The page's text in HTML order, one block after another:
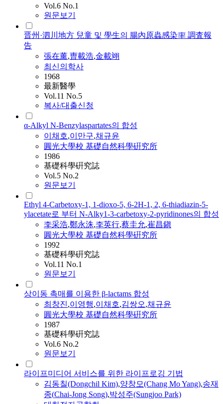
Vol.6 No.1
원문보기
晋州·泗川地方 兒童 및 學生의 腸內原蟲感染率 調査報
告
張在薰,曺載浩,金載翊
최신의학사
1968
最新醫學
Vol.11 No.5
복사/대출신청
α-Alkyl N-Benzylaspartates의 합성
이채호,이만구,채규윤
圓光大學校 基礎自然科學硏究所
1986
基礎科學硏究誌
Vol.5 No.2
원문보기
Ethyl 4-Carbetoxy-1, 1-dioxo-5, 6-2H-1, 2, 6-thiadiazin-5-
ylacetate로 부터 N-Alky1-3-carbetoxy-2-pyridinones의 합성
李采浩,鄭永洙,李英行,蔡圭允,崔昌鎭
圓光大學校 基礎自然科學硏究所
1992
基礎科學硏究誌
Vol.11 No.1
원문보기
상이동 촉매를 이용한 β-lactams 합성
최창진,이영행,이채호,김쌍오,채규윤
圓光大學校 基礎自然科學硏究所
1987
基礎科學硏究誌
Vol.6 No.2
원문보기
라이프미디어 서비스를 위한 라이프로깅 기법
김동칠(Dongchil Kim),양창모(Chang Mo Yang),송재
종(Chai-Jong Song),박성주(Sungjoo Park)